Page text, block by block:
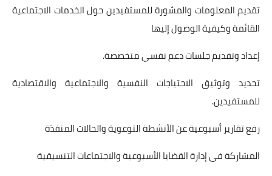
تقديم المعلومات والمشورة للمستفيدين حول الخدمات الاجتماعية
القائمة وكيفية الوصول إليها
إعداد وتقديم جلسات دعم نفسي متخصصة.
تحديد وتوثيق الاحتياجات النفسية والاجتماعية والاقتصادية
للمستفيدين.
رفع تقارير أسبوعية عن الأنشطة التوعوية والحالات المنفذة
المشاركة في إدارة القضايا الأسبوعية والاجتماعات التنسيقية